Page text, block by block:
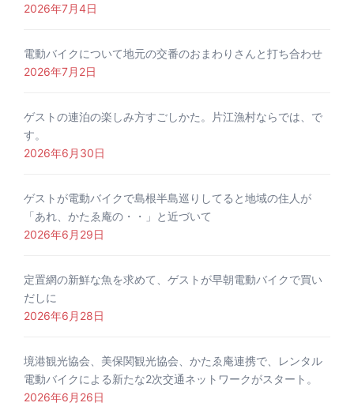
2026年7月4日
電動バイクについて地元の交番のおまわりさんと打ち合わせ
2026年7月2日
ゲストの連泊の楽しみ方すごしかた。片江漁村ならでは、で
す。
2026年6月30日
ゲストが電動バイクで島根半島巡りしてると地域の住人が
「あれ、かたゑ庵の・・」と近づいて
2026年6月29日
定置網の新鮮な魚を求めて、ゲストが早朝電動バイクで買い
だしに
2026年6月28日
境港観光協会、美保関観光協会、かたゑ庵連携で、レンタル
電動バイクによる新たな2次交通ネットワークがスタート。
2026年6月26日